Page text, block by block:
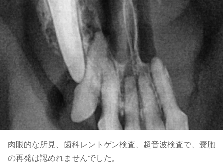
肉眼的な所見、歯科レントゲン検査、超音波検査で、嚢胞
の再発は認めれませんでした。